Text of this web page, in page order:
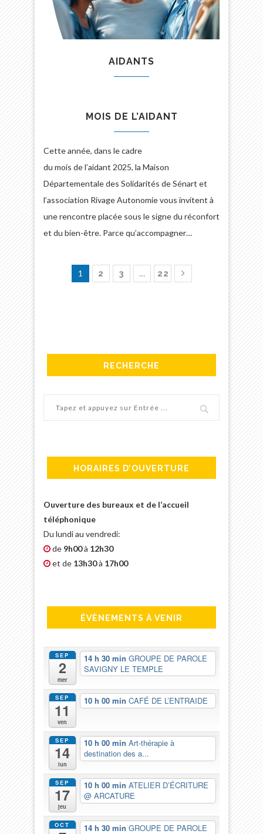
AIDANTS
MOIS DE L’AIDANT
Cette année, dans le cadre
du mois de l’aidant 2025, la Maison
Départementale des Solidarités de Sénart et
l’association Rivage Autonomie vous invitent à
une rencontre placée sous le signe du réconfort
et du bien-être. Parce qu’accompagner…
1 2 3 … 22
RECHERCHE
HORAIRES D’OUVERTURE
Ouverture des bureaux et de l’accueil
téléphonique
Du lundi au vendredi:
de 9h00à 12h30
et de 13h30à 17h00
ÉVÈNEMENTS À VENIR
SEP
2
mer
14 h 30 min GROUPE DE PAROLE
SAVIGNY LE TEMPLE
SEP
11
ven
10 h 00 min CAFÉ DE L’ENTRAIDE
SEP
14
lun
10 h 00 min Art-thérapie à
destination des a...
SEP
17
jeu
10 h 00 min ATELIER D’ÉCRITURE
@ ARCATURE
OCT 14 h 30 min GROUPE DE PAROLE